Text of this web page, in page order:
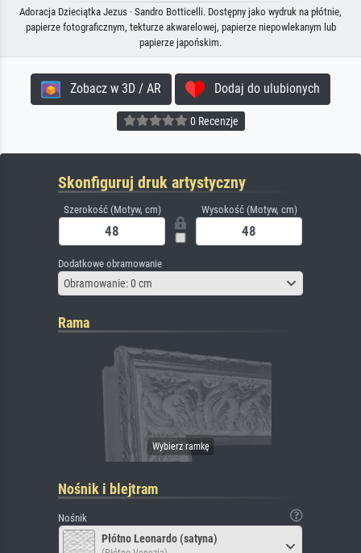
Adoracja Dzieciątka Jezus · Sandro Botticelli. Dostępny jako wydruk na płótnie,
papierze fotograficznym, tekturze akwarelowej, papierze niepowlekanym lub
papierze japońskim.
Zobacz w 3D / AR Dodaj do ulubionych
0 Recenzje
Skonfiguruj druk artystyczny
Szerokość (Motyw, cm) Wysokość (Motyw, cm)
Dodatkowe obramowanie
Obramowanie: 0 cm
Rama
Nośnik i blejtram
Nośnik
Płótno Leonardo (satyna)